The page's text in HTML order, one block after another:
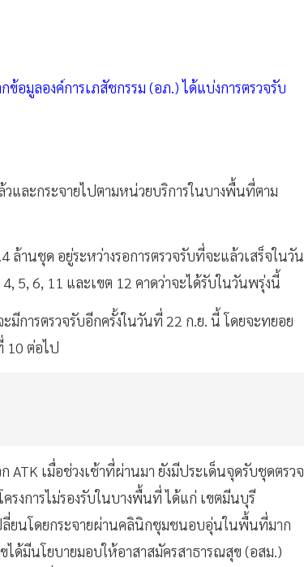
อมูลองค์การเภสัชกรรม (อภ.) ได้แบ่งการตรวจรับ
และกระจายไปตามหน่วยบริการในบางพื้นที่ตาม
านชุด อยู่ระหว่างรอการตรวจรับที่จะแล้วเสร็จในวัน
5, 6, 11 และเขต 12 คาดว่าจะได้รับในวันพรุ่งนี้
การตรวจรับอีกครั้งในวันที่ 22 ก.ย. นี้ โดยจะทยอย
10 ต่อไป
ATK เมื่อช่วงเช้าที่ผ่านมา ยังมีประเด็นจุดรับชุดตรวจ
รงการไม่รองรับในบางพื้นที่ ได้แก่ เขตมีนบุรี
ยนโดยกระจายผ่านคลินิกชุมชนอบอุ่นในพื้นที่มาก
ได้มีนโยบายมอบให้อาสาสมัครสาธารณสุข (อสม.)